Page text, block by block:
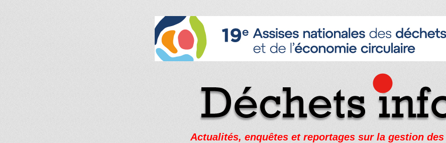
Actualités, enquêtes et reportages sur la gestion